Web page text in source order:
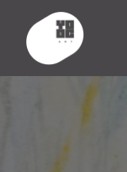
HOME